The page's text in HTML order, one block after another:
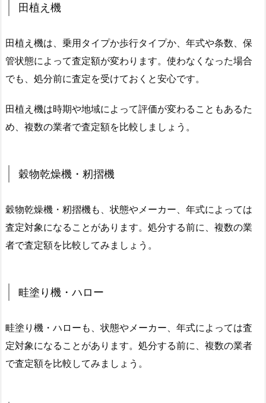
田植え機
田植え機は、乗用タイプか歩行タイプか、年式や条数、保
管状態によって査定額が変わります。使わなくなった場合
でも、処分前に査定を受けておくと安心です。
田植え機は時期や地域によって評価が変わることもあるた
め、複数の業者で査定額を比較しましょう。
穀物乾燥機・籾摺機
穀物乾燥機・籾摺機も、状態やメーカー、年式によっては
査定対象になることがあります。処分する前に、複数の業
者で査定額を比較してみましょう。
畦塗り機・ハロー
畦塗り機・ハローも、状態やメーカー、年式によっては査
定対象になることがあります。処分する前に、複数の業者
で査定額を比較してみましょう。